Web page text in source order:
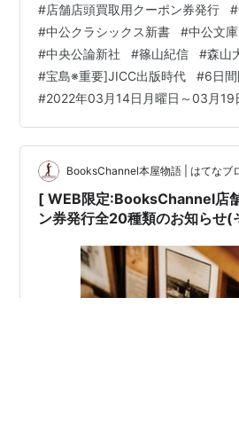
Channel( ブックスチャンネル )〒
市山本町南１丁目７−7番20号 ミヤ
泉... 音楽は癒やしの泉…生活に読書
さんBo…
#店舗店頭買取用クーポン券発行 #
#中公クラシックス新書 #中公文
#中央公論新社 #篠山紀信 #森山
#宝島※重要]JICC出版時代 #6日
#2022年03月14日月曜日～03月19
BooksChannel本屋物語 | はてなブ
[ WEB限定:BooksChannel店
ン券発行全20種類のお知らせ(
中公クラシックス新書 #中公文
公論新社 #篠山紀信 #森山大
出版時代 | 6日間限定 | 2022